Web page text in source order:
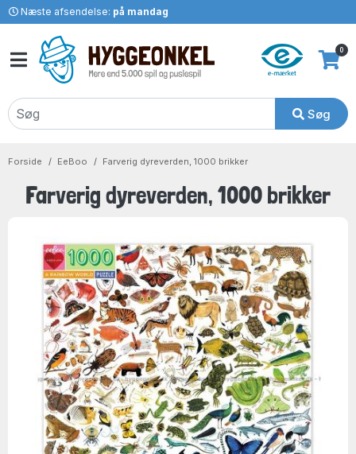
Næste afsendelse: på mandag
Søg
0
Forside EeBoo Farverig dyreverden, 1000 brikker
Farverig dyreverden, 1000 brikker